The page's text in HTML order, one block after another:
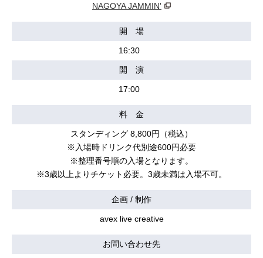
NAGOYA JAMMIN'
開 場
16:30
開 演
17:00
料 金
スタンディング 8,800円（税込）
※入場時ドリンク代別途600円必要
※整理番号順の入場となります。
※3歳以上よりチケット必要。3歳未満は入場不可。
企画 / 制作
avex live creative
お問い合わせ先